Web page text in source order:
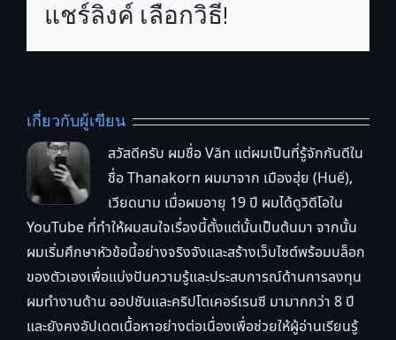
แชร์ลิงค์ เลือกวิธี!
เกี่ยวกับผู้เขียน
สวัสดีครับ ผมชื่อ Văn แต่ผมเป็นที่รู้จักกันดีใน
ชื่อ Thanakorn ผมมาจาก เมืองฮุ่ย (Huế),
เวียดนาม เมื่อผมอายุ 19 ปี ผมได้ดูวิดีโอใน
YouTube ที่ทำให้ผมสนใจเรื่องนี้ตั้งแต่นั้นเป็นต้นมา จากนั้น
ผมเริ่มศึกษาหัวข้อนี้อย่างจริงจังและสร้างเว็บไซต์พร้อมบล็อก
ของตัวเองเพื่อแบ่งปันความรู้และประสบการณ์ด้านการลงทุน
ผมทำงานด้าน ออปชันและคริปโตเคอร์เรนซี มามากกว่า 8 ปี
และยังคงอัปเดตเนื้อหาอย่างต่อเนื่องเพื่อช่วยให้ผู้อ่านเรียนรู้